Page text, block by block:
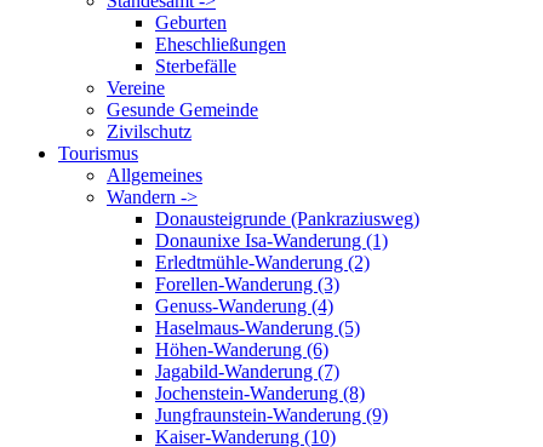
Geburten
Eheschließungen
Sterbefälle
Vereine
Gesunde Gemeinde
Zivilschutz
Tourismus
Allgemeines
Wandern ->
Donausteigrunde (Pankraziusweg)
Donaunixe Isa-Wanderung (1)
Erledtmühle-Wanderung (2)
Forellen-Wanderung (3)
Genuss-Wanderung (4)
Haselmaus-Wanderung (5)
Höhen-Wanderung (6)
Jagabild-Wanderung (7)
Jochenstein-Wanderung (8)
Jungfraunstein-Wanderung (9)
Kaiser-Wanderung (10)